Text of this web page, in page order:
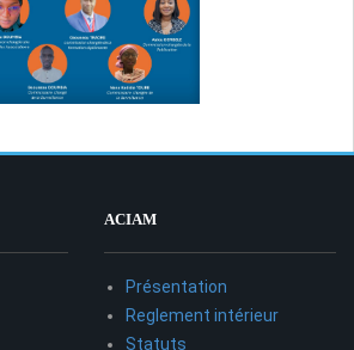
ACIAM
Présentation
Reglement intérieur
Statuts